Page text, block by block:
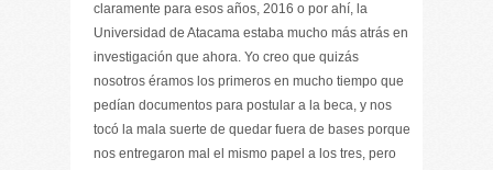
claramente para esos años, 2016 o por ahí, la
Universidad de Atacama estaba mucho más atrás en
investigación que ahora. Yo creo que quizás
nosotros éramos los primeros en mucho tiempo que
pedían documentos para postular a la beca, y nos
tocó la mala suerte de quedar fuera de bases porque
nos entregaron mal el mismo papel a los tres, pero